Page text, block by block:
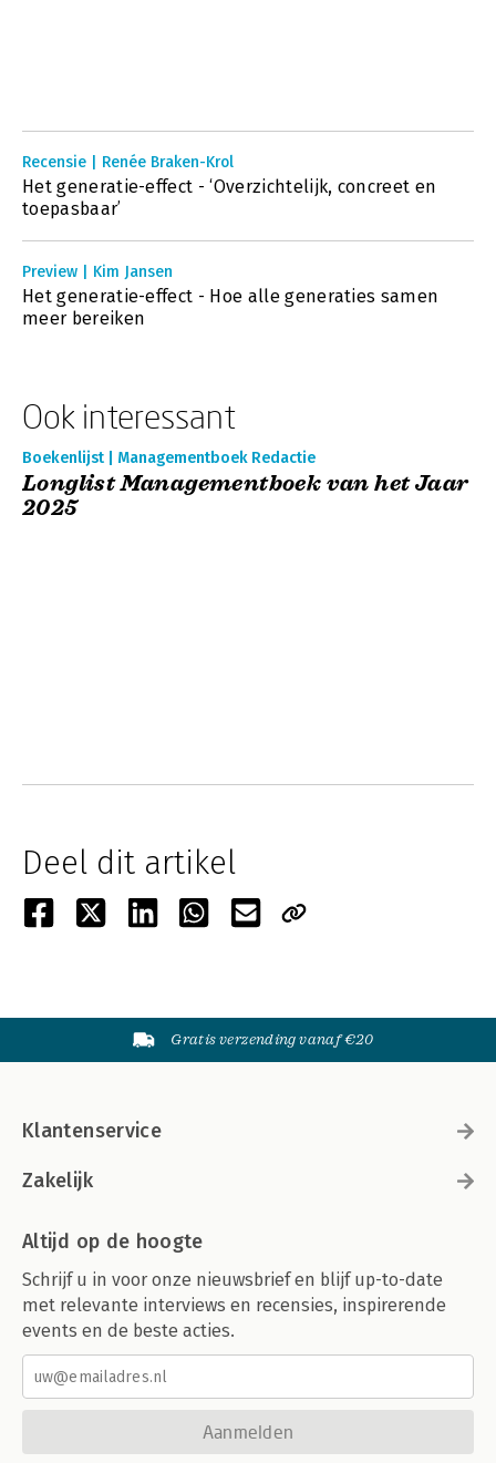
Recensie | Renée Braken-Krol
Het generatie-effect - ‘Overzichtelijk, concreet en
toepasbaar’
Preview | Kim Jansen
Het generatie-effect - Hoe alle generaties samen
meer bereiken
Ook interessant
Boekenlijst | Managementboek Redactie
Longlist Managementboek van het Jaar
2025
Deel dit artikel
Gratis verzending vanaf €20
Klantenservice
Zakelijk
Altijd op de hoogte
Schrijf u in voor onze nieuwsbrief en blijf up-to-date
met relevante interviews en recensies, inspirerende
events en de beste acties.
Aanmelden